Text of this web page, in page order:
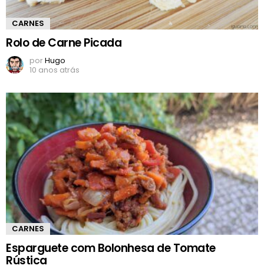
CARNES
Rolo de Carne Picada
porHugo
10 anos atrás
CARNES
Esparguete com Bolonhesa de Tomate
Rústica